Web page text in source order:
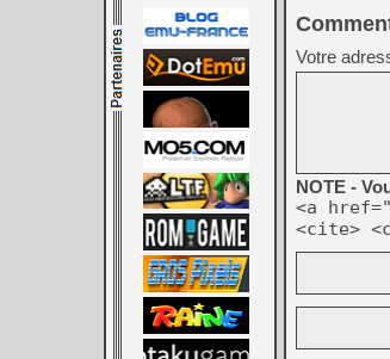
Votre
NOTE -
<a
<cite>